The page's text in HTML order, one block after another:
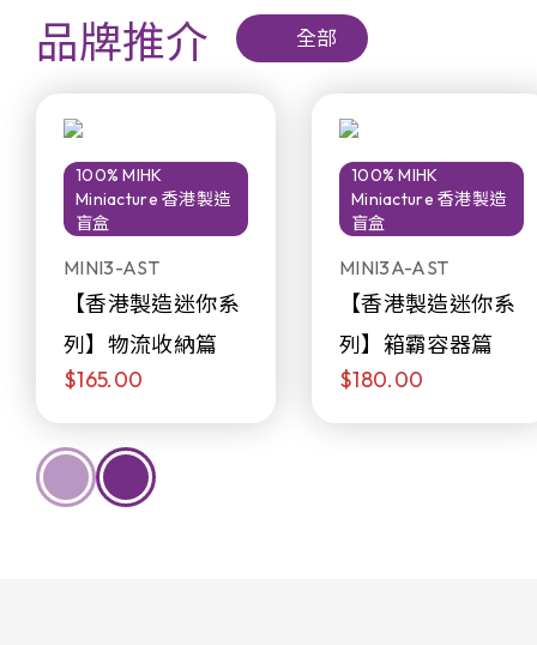
品牌推介 全部
100% MIHK
Miniacture 香港製造
盲盒
MINI3-AST
【香港製造迷你系
列】物流收納篇
$165.00
100% MIHK
Miniacture 香港製造
盲盒
MINI3A-AST
【香港製造迷你系
列】箱霸容器篇
$180.00